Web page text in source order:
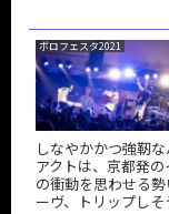
ボロフェスタ2021
しなやかかつ強靭な
アクトは、京都発
の衝動を思わせる
ーヴ、トリップし